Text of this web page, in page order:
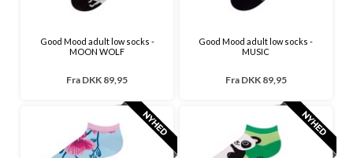
Good Mood adult low socks -
MOON WOLF
Fra DKK 89,95
Good Mood adult low socks -
MUSIC
Fra DKK 89,95